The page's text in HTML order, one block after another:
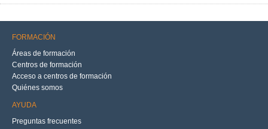
FORMACIÓN
Áreas de formación
Centros de formación
Acceso a centros de formación
Quiénes somos
AYUDA
Preguntas frecuentes